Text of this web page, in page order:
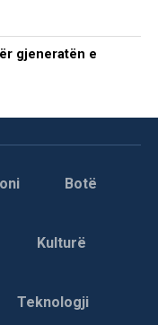
gjeneratën e
Botë
Kulturë
Teknologji